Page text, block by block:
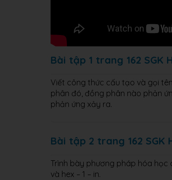
Bài tập 1 trang 162 SGK
Viết công thức cấu tạo và gọi
phân đó, đồng phân nào phản
phản ứng xảy ra.
Bài tập 2 trang 162 SGK
Trình bày phương pháp hóa
và hex – 1 – in.